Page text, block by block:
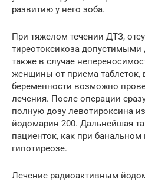
развитию у него зоба.
При тяжелом течении ДТЗ,
тиреотоксикоза допустимыми
также в случае
женщины от приема таблеток,
беременности возможно
лечения. После операции
полную дозу левотироксина
йодомарин 200. Дальнейшая
пациенток, как при
гипотиреозе.
Лечение радиоактивным